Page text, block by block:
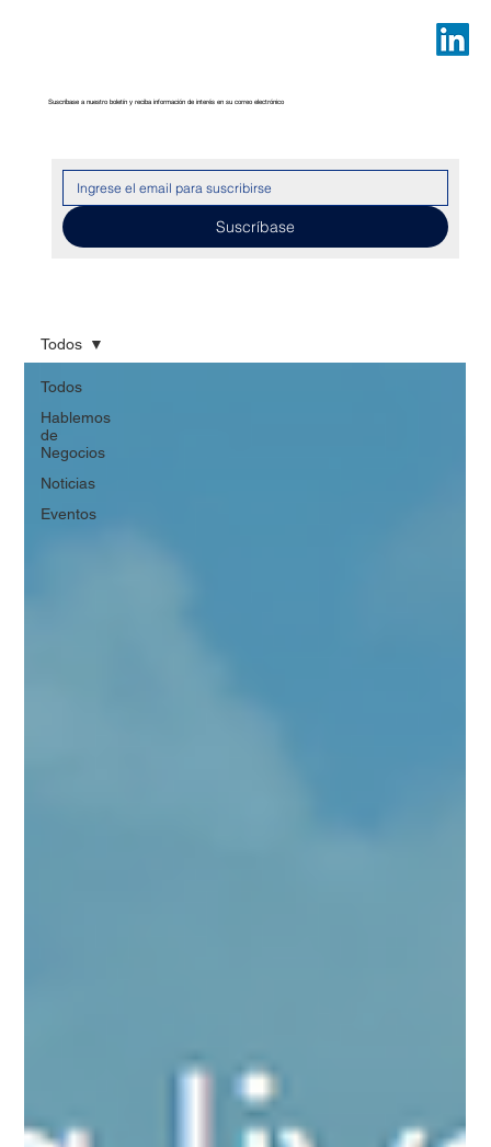
Suscríbase a nuestro boletín y reciba información de interés en su correo electrónico
Suscríbase
Todos
Hablemos
de
Negocios
Noticias
Eventos
Todos